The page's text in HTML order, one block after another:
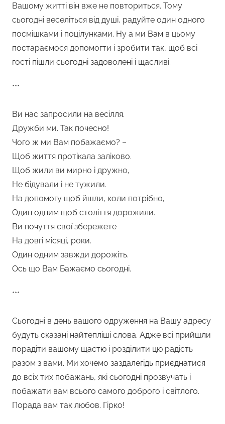
Вашому житті він вже не повториться. Тому
сьогодні веселіться від душі, радуйте один одного
посмішками і поцілунками. Ну а ми Вам в цьому
постараємося допомогти і зробити так, щоб всі
гості пішли сьогодні задоволені і щасливі.
***
Ви нас запросили на весілля.
Дружби ми. Так почесно!
Чого ж ми Вам побажаємо? –
Щоб життя протікала заліково.
Щоб жили ви мирно і дружно,
Не бідували і не тужили.
На допомогу щоб йшли, коли потрібно,
Один одним щоб століття дорожили.
Ви почуття свої збережете
На довгі місяці, роки.
Один одним завжди дорожіть.
Ось що Вам Бажаємо сьогодні.
***
Сьогодні в день вашого одруження на Вашу адресу
будуть сказані найтепліші слова. Адже всі прийшли
порадіти вашому щастю і розділити цю радість
разом з вами. Ми хочемо заздалегідь приєднатися
до всіх тих побажань, які сьогодні прозвучать і
побажати вам всього самого доброго і світлого.
Порада вам так любов. Гірко!